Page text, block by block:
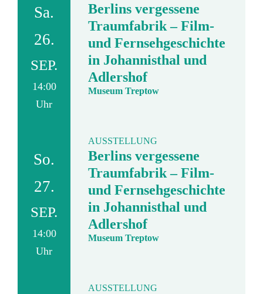
Sa.
26.
SEP.
14:00
Uhr
Berlins vergessene
Traumfabrik – Film-
und Fernsehgeschichte
in Johannisthal und
Adlershof
Museum Treptow
So.
27.
SEP.
14:00
Uhr
AUSSTELLUNG
Berlins vergessene
Traumfabrik – Film-
und Fernsehgeschichte
in Johannisthal und
Adlershof
Museum Treptow
AUSSTELLUNG